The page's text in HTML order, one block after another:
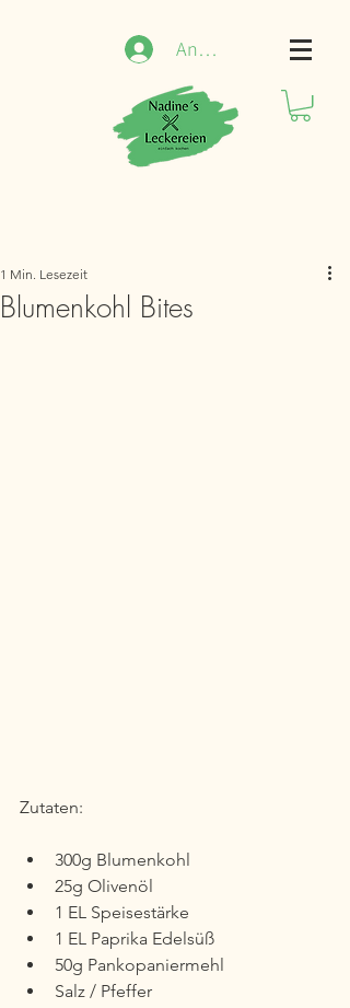
Anmelden
Blumenkohl Bites
1 Min. Lesezeit
Zutaten:
300g Blumenkohl
25g Olivenöl
1 EL Speisestärke
1 EL Paprika Edelsüß
50g Pankopaniermehl
Salz / Pfeffer